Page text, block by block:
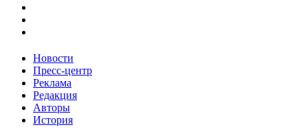
Новости
Пресс-центр
Реклама
Редакция
Авторы
История